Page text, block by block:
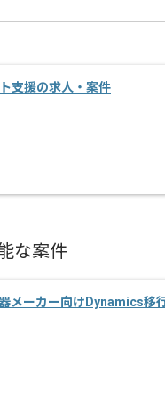
支援の求人・案件
な案件
メーカー向けDynamics移